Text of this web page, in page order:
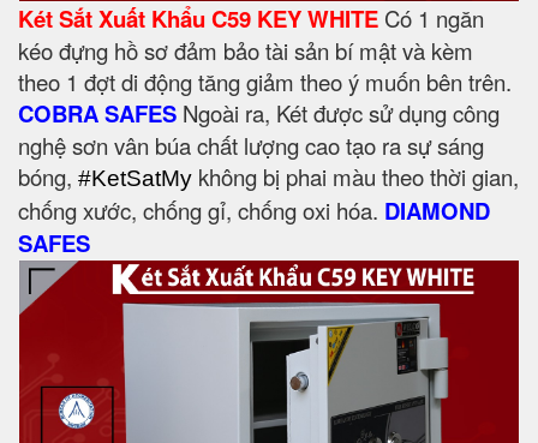
Két Sắt Xuất Khẩu C59 KEY WHITE Có 1 ngăn
kéo đựng hồ sơ đảm bảo tài sản bí mật và kèm
theo 1 đợt di động tăng giảm theo ý muốn bên trên.
COBRA SAFES Ngoài ra, Két được sử dụng công
nghệ sơn vân búa chất lượng cao tạo ra sự sáng
bóng, #KetSatMy không bị phai màu theo thời gian,
chống xước, chống gỉ, chống oxi hóa. DIAMOND
SAFES